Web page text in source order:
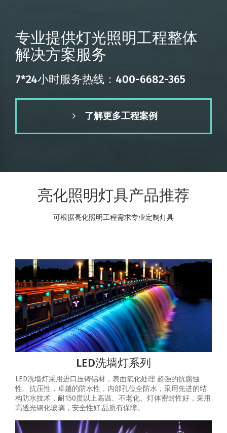
专业提供灯光照明工程整体
解决方案服务
7*24小时服务热线：400-6682-365
了解更多工程案例
亮化照明灯具产品推荐
可根据亮化照明工程需求专业定制灯具
LED洗墙灯系列
LED洗墙灯采用进口压铸铝材，表面氧化处理 超强的抗腐蚀
性、抗压性，卓越的防水性，内部孔位全防水，采用先进的结
构防水技术，耐150度以上高温、不老化、灯体密封性好，采用
高透光钢化玻璃，安全性好,品质有保障。